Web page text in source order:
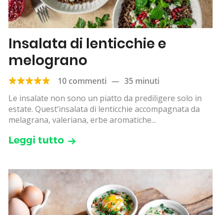
Insalata di lenticchie e
melograno
10 commenti — 35 minuti
Le insalate non sono un piatto da prediligere solo in
estate. Quest’insalata di lenticchie accompagnata da
melagrana, valeriana, erbe aromatiche...
Leggi tutto